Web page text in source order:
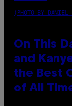
(PHOTO BY DANIEL
On This
and
the Best
of All